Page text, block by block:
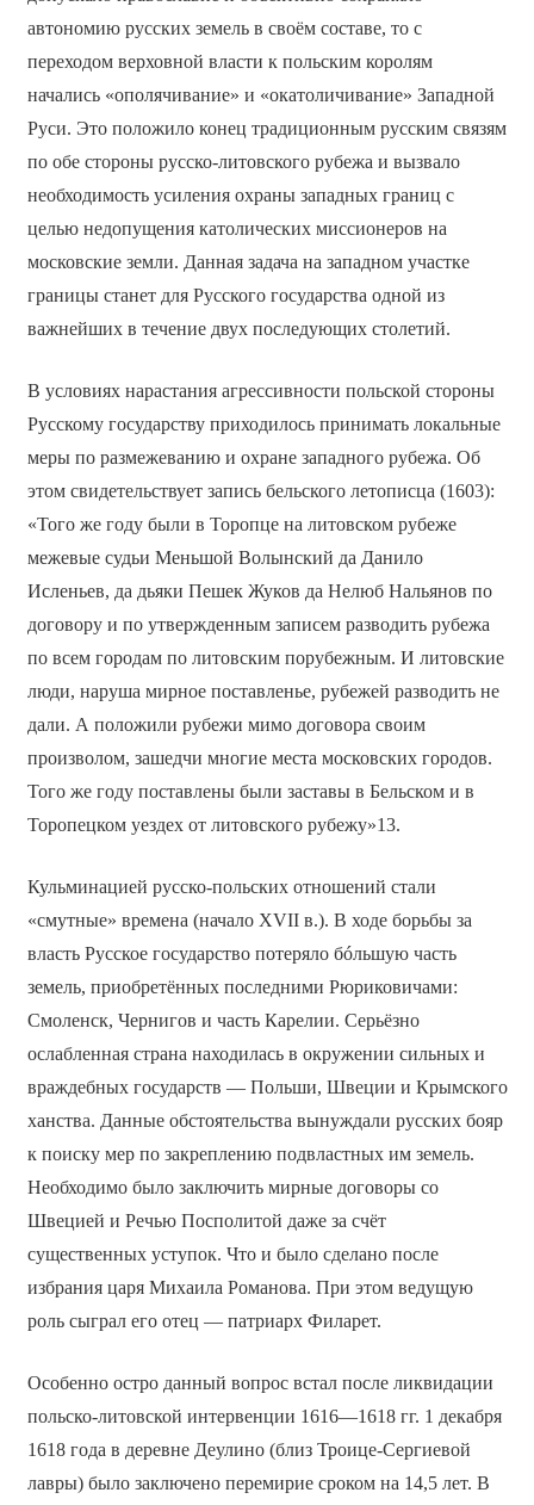
автономию русских земель в своём составе, то с
переходом верховной власти к польским королям
начались «ополячивание» и «окатоличивание» Западной
Руси. Это положило конец традиционным русским связям
по обе стороны русско-литовского рубежа и вызвало
необходимость усиления охраны западных границ с
целью недопущения католических миссионеров на
московские земли. Данная задача на западном участке
границы станет для Русского государства одной из
важнейших в течение двух последующих столетий.
В условиях нарастания агрессивности польской стороны
Русскому государству приходилось принимать локальные
меры по размежеванию и охране западного рубежа. Об
этом свидетельствует запись бельского летописца (1603):
«Того же году были в Торопце на литовском рубеже
межевые судьи Меньшой Волынский да Данило
Исленьев, да дьяки Пешек Жуков да Нелюб Нальянов по
договору и по утвержденным записем разводить рубежа
по всем городам по литовским порубежным. И литовские
люди, наруша мирное поставленье, рубежей разводить не
дали. А положили рубежи мимо договора своим
произволом, зашедчи многие места московских городов.
Того же году поставлены были заставы в Бельском и в
Торопецком уездех от литовского рубежу»13.
Кульминацией русско-польских отношений стали
«смутные» времена (начало XVII в.). В ходе борьбы за
власть Русское государство потеряло бóльшую часть
земель, приобретённых последними Рюриковичами:
Смоленск, Чернигов и часть Карелии. Серьёзно
ослабленная страна находилась в окружении сильных и
враждебных государств — Польши, Швеции и Крымского
ханства. Данные обстоятельства вынуждали русских бояр
к поиску мер по закреплению подвластных им земель.
Необходимо было заключить мирные договоры со
Швецией и Речью Посполитой даже за счёт
существенных уступок. Что и было сделано после
избрания царя Михаила Романова. При этом ведущую
роль сыграл его отец — патриарх Филарет.
Особенно остро данный вопрос встал после ликвидации
польско-литовской интервенции 1616—1618 гг. 1 декабря
1618 года в деревне Деулино (близ Троице-Сергиевой
лавры) было заключено перемирие сроком на 14,5 лет. В